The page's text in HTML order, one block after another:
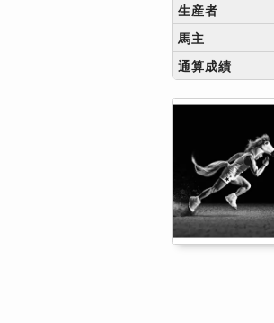
生産者
馬主
通算成績